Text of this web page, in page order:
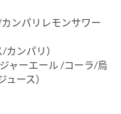
ンパリレモンサワー
ンパリ）
ャーエール /コーラ/烏
ース）